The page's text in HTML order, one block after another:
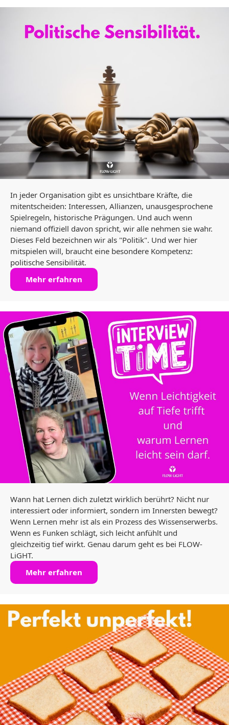
In jeder Organisation gibt es unsichtbare Kräfte, die
mitentscheiden: Interessen, Allianzen, unausgesprochene
Spielregeln, historische Prägungen. Und auch wenn
niemand offiziell davon spricht, wir alle nehmen sie wahr.
Dieses Feld bezeichnen wir als "Politik". Und wer hier
mitspielen will, braucht eine besondere Kompetenz:
politische Sensibilität.
Mehr erfahren
Wann hat Lernen dich zuletzt wirklich berührt? Nicht nur
interessiert oder informiert, sondern im Innersten bewegt?
Wenn Lernen mehr ist als ein Prozess des Wissenserwerbs.
Wenn es Funken schlägt, sich leicht anfühlt und
gleichzeitig tief wirkt. Genau darum geht es bei FLOW-
LiGHT.
Mehr erfahren